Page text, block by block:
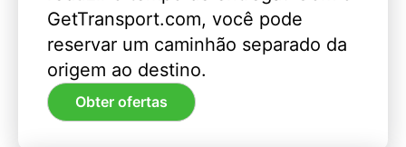
GetTransport.com, você pode
reservar um caminhão separado da
origem ao destino.
Obter ofertas